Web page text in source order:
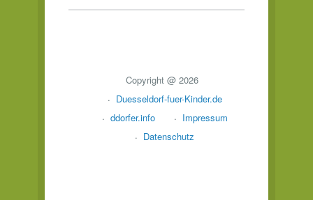
Copyright @ 2026
Duesseldorf-fuer-Kinder.de
ddorfer.info
Impressum
Datenschutz